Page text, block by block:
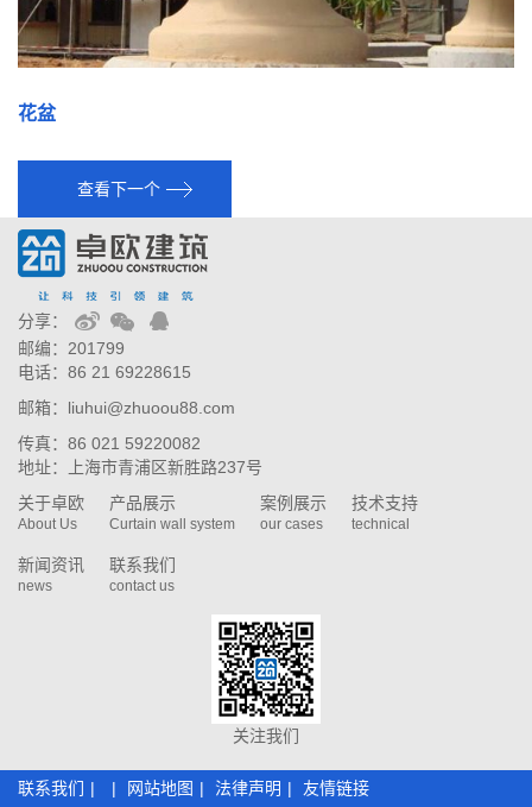
花盆
查看下一个
分享：
邮编：201799
电话：86 21 69228615
邮箱：liuhui@zhuoou88.com
传真：86 021 59220082
地址：上海市青浦区新胜路237号
关于卓欧
About Us
产品展示
Curtain wall system
案例展示
our cases
技术支持
technical
新闻资讯
news
联系我们
contact us
关注我们
联系我们 | | 网站地图 | 法律声明 | 友情链接